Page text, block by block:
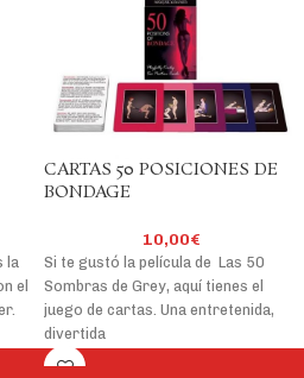
la
el
CARTAS 50 POSICIONES DE
BONDAGE
10,00€
Si te gustó la película de Las 50
Sombras de Grey, aquí tienes el
juego de cartas. Una entretenida,
divertida